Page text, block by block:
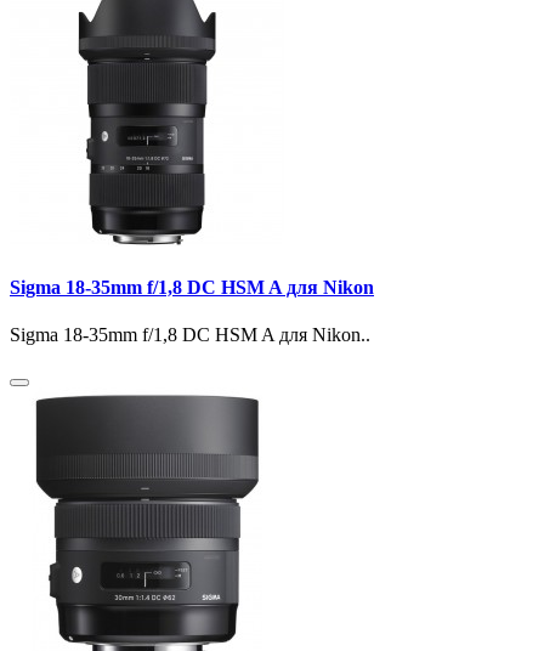
Sigma 18-35mm f/1,8 DC HSM A для Nikon
Sigma 18-35mm f/1,8 DC HSM A для Nikon..